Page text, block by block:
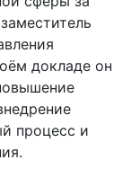
докладе он
процесс и